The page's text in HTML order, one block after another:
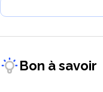
Bon à savoir